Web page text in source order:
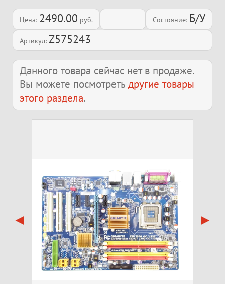
Цена: 2490.00 руб. Состояние: Б/У
Артикул: Z575243
Данного товара сейчас нет в продаже.
Вы можете посмотреть другие товары
этого раздела.